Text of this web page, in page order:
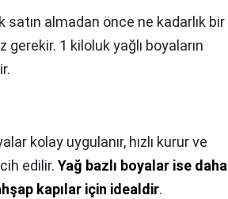
satın almadan önce ne kadarlık bir
1 kiloluk yağlı boyaların
kolay uygulanır, hızlı kurur ve
edilir. Yağ bazlı boyalar ise daha
kapılar için idealdir.